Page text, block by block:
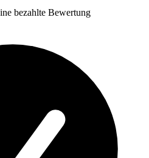
bezahlte Bewertung